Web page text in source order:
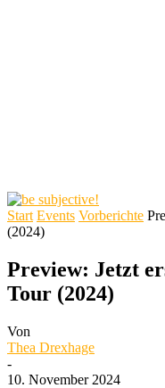
Start Events Vorberichte
(2024)
Preview: Jetzt
Tour (2024)
Von
Thea Drexhage
-
10. November 2024